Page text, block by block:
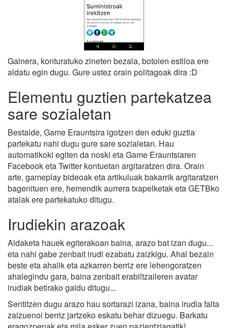
Gainera, konturatuko zineten bezala, botoien estiloa ere
aldatu egin dugu. Gure ustez orain politagoak dira :D
Elementu guztien partekatzea
sare sozialetan
Bestalde, Game Erauntsira igotzen den eduki guztia
partekatu nahi dugu gure sare sozialetan. Hau
automatikoki egiten da noski eta Game Erauntsiaren
Facebook eta Twitter kontuetan argitaratzen dira. Orain
arte, gameplay bideoak eta artikuluak bakarrik argitaratzen
bagenituen ere, hemendik aurrera txapelketak eta GETBko
atalak ere partekatuko ditugu.
Irudiekin arazoak
Aldaketa hauek egiterakoan baina, arazo bat izan dugu...
eta nahi gabe zenbait irudi ezabatu zaizkigu. Ahal bezain
beste eta ahalik eta azkarren berriz ere lehengoratzen
ahalegindu gara, baina zenbait erabiltzaileren avatar
irudiak betirako galdu ditugu...
Sentitzen dugu arazo hau sortarazi izana, baina irudia falta
zaizuenoi berriz jartzeko eskatu behar dizuegu. Barkatu